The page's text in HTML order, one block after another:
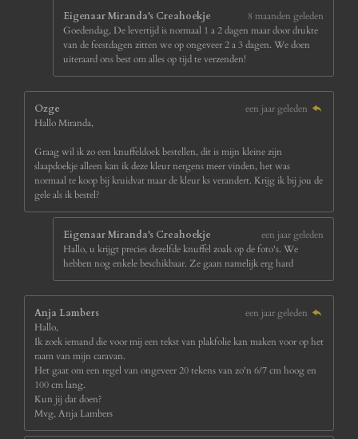
Eigenaar Miranda's Creahoekje
8 maanden geleden
Goedendag, De levertijd is normaal 1 a 2 dagen maar door drukte
van de feestdagen zitten we op ongeveer 2 a 3 dagen. We doen
uiteraard ons best om alles op tijd te verzenden!
Ozge
een jaar geleden
Hallo Miranda,
Graag wil ik zo een knuffeldoek bestellen, dit is mijn kleine zijn
slaapdoekje alleen kan ik deze kleur nergens meer vinden, het was
normaal te koop bij kruidvat maar de kleur ks verandert. Krijg ik bij jou de
gele als ik bestel?
Eigenaar Miranda's Creahoekje
een jaar geleden
Hallo, u krijgt precies dezelfde knuffel zoals op de foto's. We
hebben nog enkele beschikbaar. Ze gaan namelijk erg hard
Anja Lambers
een jaar geleden
Hallo,
Ik zoek iemand die voor mij een tekst van plakfolie kan maken voor op het
raam van mijn caravan.
Het gaat om een regel van ongeveer 20 tekens van zo'n 6/7 cm hoog en
100 cm lang.
Kun jij dat doen?
Mvg, Anja Lambers